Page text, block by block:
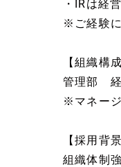
・IRは経
※ご経験
【組織構成
管理部 経
※マネー
【採用背景
組織体制